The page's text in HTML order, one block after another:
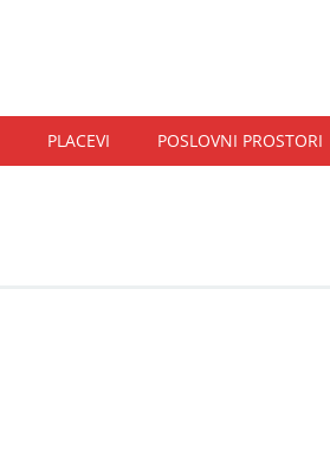
PLACEVI POSLOVNI PROSTORI